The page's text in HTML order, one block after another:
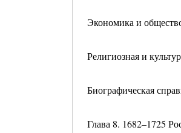
Экономика и
Религиозная и
Биографическая
Глава 8. 1682–1725